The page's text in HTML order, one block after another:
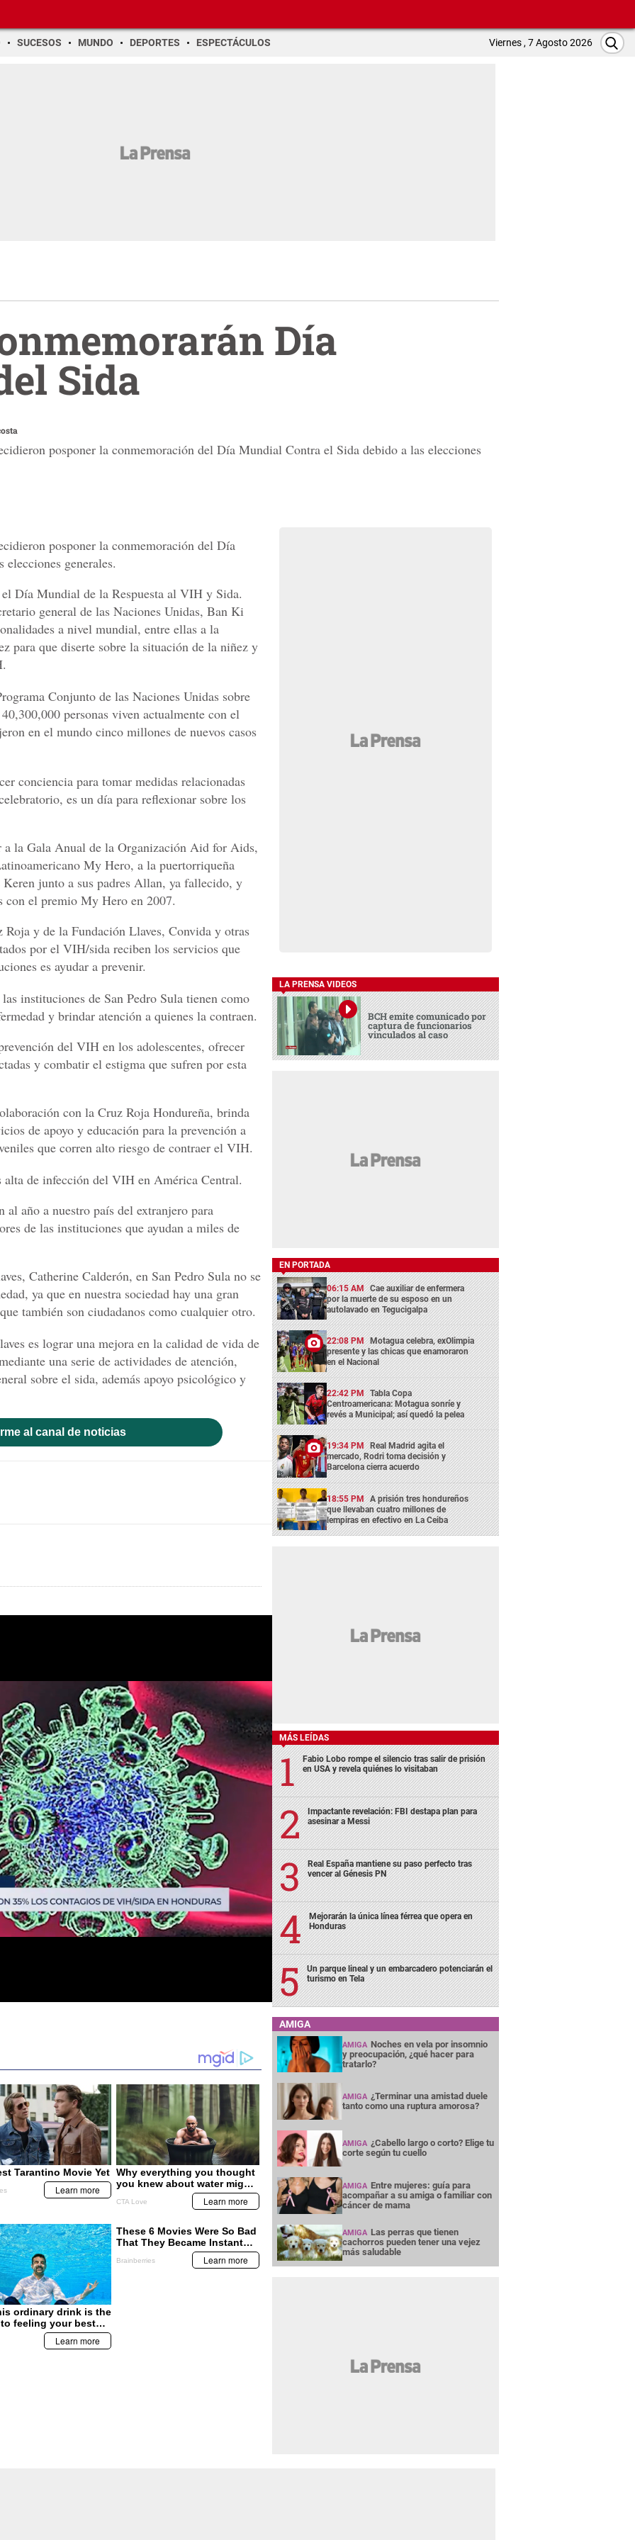
SUCESOS MUNDO DEPORTES ESPECTÁCULOS Viernes , 7 Agosto 2026
Día
Sida
posponer la conmemoración del Día Mundial Contra el Sida debido a las elecciones
posponer la conmemoración del Día
generales.
Día Mundial de la Respuesta al VIH y Sida.
general de las Naciones Unidas, Ban Ki
a nivel mundial, entre ellas a la
para que diserte sobre la situación de la niñez y
Conjunto de las Naciones Unidas sobre
personas viven actualmente con el
en el mundo cinco millones de nuevos casos
conciencia para tomar medidas relacionadas
es un día para reflexionar sobre los
a la Gala Anual de la Organización Aid for Aids,
My Hero, a la puertorriqueña
junto a sus padres Allan, ya fallecido, y
con el premio My Hero en 2007.
Roja y de la Fundación Llaves, Convida y otras
por el VIH/sida reciben los servicios que
es ayudar a prevenir.
instituciones de San Pedro Sula tienen como
y brindar atención a quienes la contraen.
del VIH en los adolescentes, ofrecer
y combatir el estigma que sufren por esta
con la Cruz Roja Hondureña, brinda
de apoyo y educación para la prevención a
que corren alto riesgo de contraer el VIH.
alta de infección del VIH en América Central.
al año a nuestro país del extranjero para
de las instituciones que ayudan a miles de
Catherine Calderón, en San Pedro Sula no se
ya que en nuestra sociedad hay una gran
también son ciudadanos como cualquier otro.
es lograr una mejora en la calidad de vida de
una serie de actividades de atención,
sobre el sida, además apoyo psicológico y
al canal de noticias
LA PRENSA VIDEOS
BCH emite comunicado por
captura de funcionarios
vinculados al caso
EN PORTADA
06:15 AM Cae auxiliar de enfermera
por la muerte de su esposo en un
autolavado en Tegucigalpa
22:08 PM Motagua celebra, exOlimpia
presente y las chicas que enamoraron
en el Nacional
22:42 PM Tabla Copa
Centroamericana: Motagua sonríe y
revés a Municipal; así quedó la pelea
19:34 PM Real Madrid agita el
mercado, Rodri toma decisión y
Barcelona cierra acuerdo
18:55 PM A prisión tres hondureños
que llevaban cuatro millones de
lempiras en efectivo en La Ceiba
MÁS LEÍDAS
Fabio Lobo rompe el silencio tras salir de prisión
en USA y revela quiénes lo visitaban
Impactante revelación: FBI destapa plan para
asesinar a Messi
Real España mantiene su paso perfecto tras
vencer al Génesis PN
Mejorarán la única línea férrea que opera en
Honduras
Un parque lineal y un embarcadero potenciarán el
turismo en Tela
AMIGA
AMIGA Noches en vela por insomnio
y preocupación, ¿qué hacer para
tratarlo?
AMIGA ¿Terminar una amistad duele
tanto como una ruptura amorosa?
AMIGA ¿Cabello largo o corto? Elige tu
corte según tu cuello
AMIGA Entre mujeres: guía para
acompañar a su amiga o familiar con
cáncer de mama
AMIGA Las perras que tienen
cachorros pueden tener una vejez
más saludable